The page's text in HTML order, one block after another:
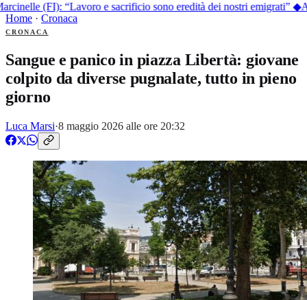
(FI): “Lavoro e sacrificio sono eredità dei nostri emigrati”◆
Home · Cronaca
CRONACA
Sangue e panico in piazza Libertà: giovane
colpito da diverse pugnalate, tutto in pieno
giorno
Luca Marsi·8 maggio 2026 alle ore 20:32